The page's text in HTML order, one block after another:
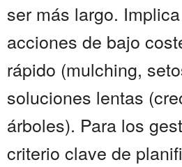
ser más largo.
acciones de bajo
rápido (mulching,
soluciones lentas
árboles). Para los
criterio clave de